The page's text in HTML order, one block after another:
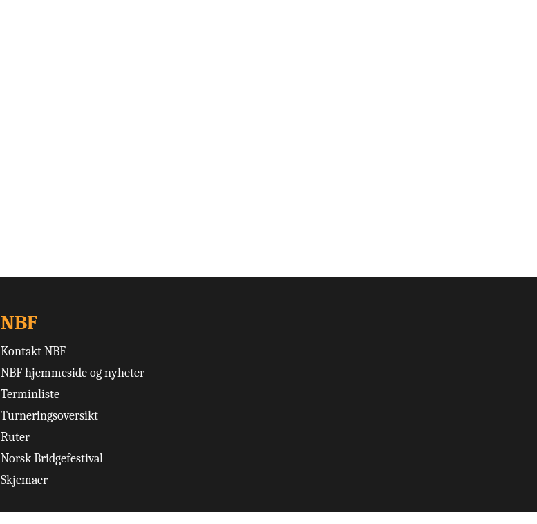
NBF
Kontakt NBF
NBF hjemmeside og nyheter
Terminliste
Turneringsoversikt
Ruter
Norsk Bridgefestival
Skjemaer